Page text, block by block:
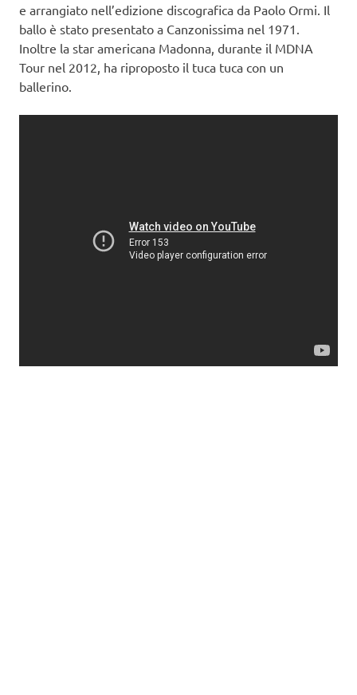
e arrangiato nell’edizione discografica da Paolo Ormi. Il
ballo è stato presentato a Canzonissima nel 1971.
Inoltre la star americana Madonna, durante il MDNA
Tour nel 2012, ha riproposto il tuca tuca con un
ballerino.